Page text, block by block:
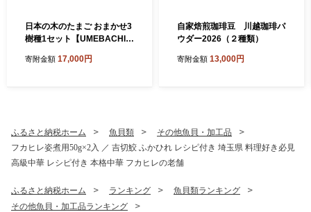
日本の木のたまご おまかせ3
樹種1セット【UMEBACHI F
寄附金額 17,000円
自家焙煎珈琲豆 川越珈琲パ
ウダー2026（２種類）
寄附金額 13,000円
ふるさと納税ホーム 魚貝類
その他魚貝・加工品
フカヒレ姿煮用50g×2入 ／ 吉切鮫 ふかひれ レシピ付き 埼玉県 料理好き必見
高級中華 レシピ付き 本格中華 フカヒレの老舗
ふるさと納税ホーム ランキング
魚貝類ランキング
その他魚貝・加工品ランキング